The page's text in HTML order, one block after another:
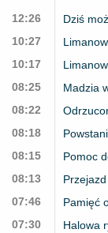
12:26
Dziś
10:27
10:17
08:25
Madzia
08:22
08:18
08:15
Pomoc
08:13
07:46
Pamięć
07:30
Halowa